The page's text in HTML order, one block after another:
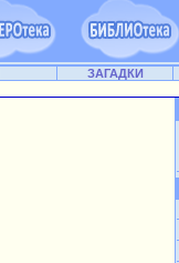
ЗАГАДКИ